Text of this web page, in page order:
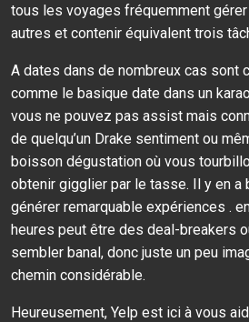
tous les voyages fréquemment
autres et contenir équivalent trois
A dates dans de nombreux cas sont
comme le basique date dans un
vous ne pouvez pas assist mais
de quelqu’un Drake sentiment ou
boisson dégustation où vous
obtenir gigglier par le tasse. Il y en a
générer remarquable expériences .
heures peut être des deal-breakers
sembler banal, donc juste un peu
chemin considérable.
Heureusement, Yelp est ici à vous